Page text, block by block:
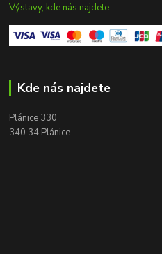
Výstavy, kde nás najdete
Kde nás najdete
Plánice 330
340 34 Plánice